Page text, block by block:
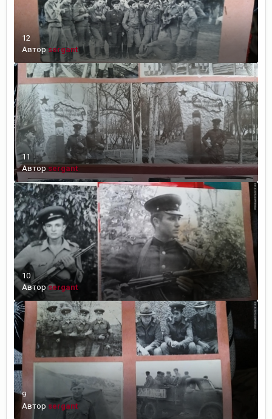
12
Авторsergant
11
Автор sergant
10
Авторsergant
9
Автор sergant